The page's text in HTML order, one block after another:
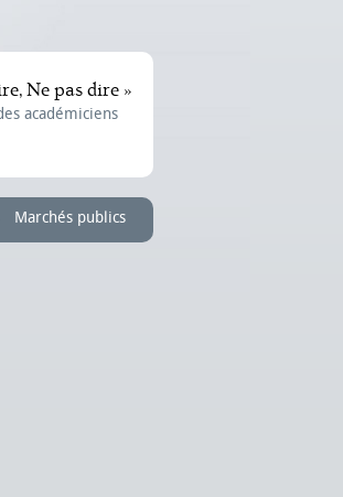
Ne pas dire »
académiciens
Marchés publics